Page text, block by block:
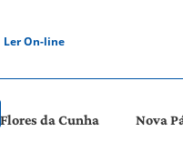
Ler On-line
Flores da Cunha Nova